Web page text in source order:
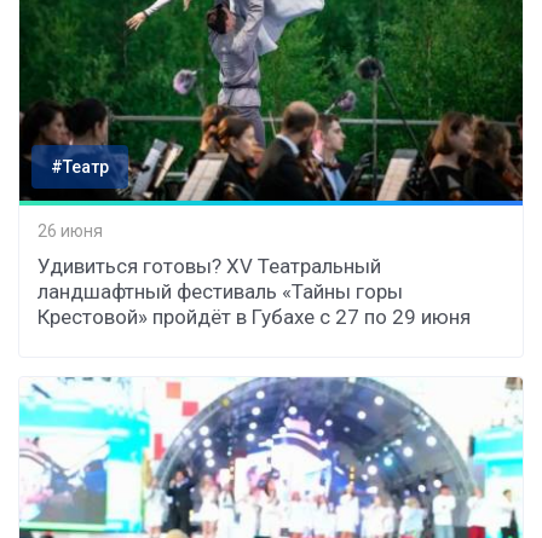
#Театр
26 июня
Удивиться готовы? XV Театральный
ландшафтный фестиваль «Тайны горы
Крестовой» пройдёт в Губахе с 27 по 29 июня